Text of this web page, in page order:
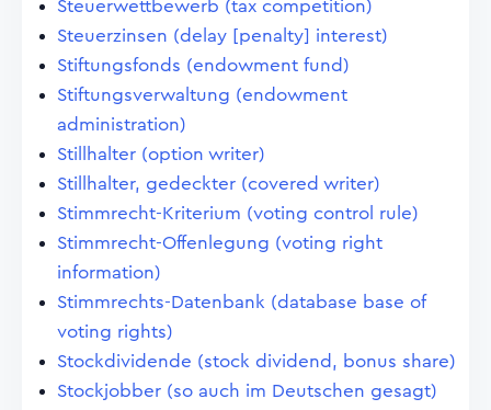
Steuerwettbewerb (tax competition)
Steuerzinsen (delay [penalty] interest)
Stiftungsfonds (endowment fund)
Stiftungsverwaltung (endowment
administration)
Stillhalter (option writer)
Stillhalter, gedeckter (covered writer)
Stimmrecht-Kriterium (voting control rule)
Stimmrecht-Offenlegung (voting right
information)
Stimmrechts-Datenbank (database base of
voting rights)
Stockdividende (stock dividend, bonus share)
Stockjobber (so auch im Deutschen gesagt)